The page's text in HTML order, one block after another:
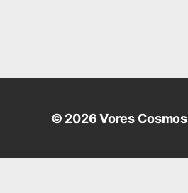
g
© 2026Vores Cosmos